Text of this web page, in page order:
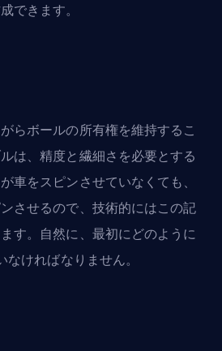
できます。
らボールの所有権を維持するこ
は、精度と繊細さを必要とする
車をスピンさせていなくても、
させるので、技術的にはこの記
す。自然に、最初にどのように
ければなりません。